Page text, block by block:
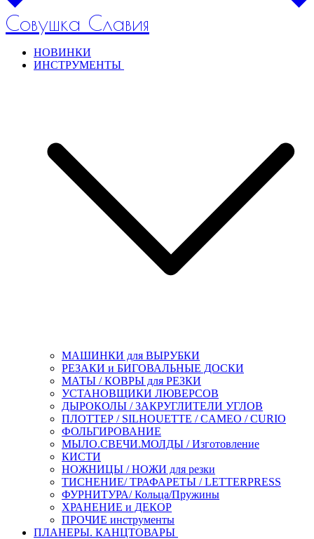
Совушка Славия
НОВИНКИ
ИНСТРУМЕНТЫ
МАШИНКИ для ВЫРУБКИ
РЕЗАКИ и БИГОВАЛЬНЫЕ ДОСКИ
МАТЫ / КОВРЫ для РЕЗКИ
УСТАНОВЩИКИ ЛЮВЕРСОВ
ДЫРОКОЛЫ / ЗАКРУГЛИТЕЛИ УГЛОВ
ПЛОТТЕР / SILHOUETTE / CAMEO / CURIO
ФОЛЬГИРОВАНИЕ
МЫЛО.СВЕЧИ.МОЛДЫ / Изготовление
КИСТИ
НОЖНИЦЫ / НОЖИ для резки
ТИСНЕНИЕ/ ТРАФАРЕТЫ / LETTERPRESS
ФУРНИТУРА/ Кольца/Пружины
ХРАНЕНИЕ и ДЕКОР
ПРОЧИЕ инструменты
ПЛАНЕРЫ. КАНЦТОВАРЫ